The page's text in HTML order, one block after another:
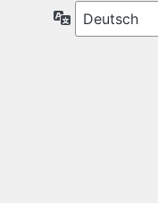
Sprache